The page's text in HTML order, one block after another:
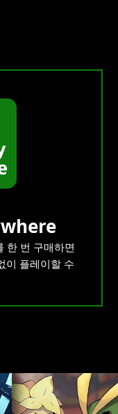
한 번 구매하면
이 플레이할 수